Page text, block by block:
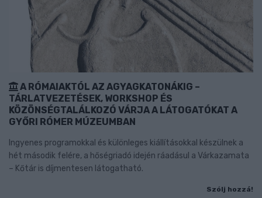
A RÓMAIAKTÓL AZ AGYAGKATONÁKIG –
TÁRLATVEZETÉSEK, WORKSHOP ÉS
KÖZÖNSÉGTALÁLKOZÓ VÁRJA A LÁTOGATÓKAT A
GYŐRI RÓMER MÚZEUMBAN
Ingyenes programokkal és különleges kiállításokkal készülnek a
hét második felére, a hőségriadó idején ráadásul a Várkazamata
– Kőtár is díjmentesen látogatható.
Szólj hozzá!